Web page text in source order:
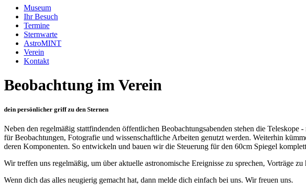
Museum
Ihr Besuch
Termine
Sternwarte
AstroMINT
Verein
Kontakt
Beobachtung im Verein
dein persönlicher griff zu den Sternen
Neben den regelmäßig stattfindenden öffentlichen Beobachtungsabenden stehen die
für Beobachtungen, Fotografie und wissenschaftliche Arbeiten genutzt werden. Weiterhin
deren Komponenten. So entwickeln und bauen wir die Steuerung für den 60cm Spiegel
Wir treffen uns regelmäßig, um über aktuelle astronomische Ereignisse zu sprechen, Vorträge
Wenn dich das alles neugierig gemacht hat, dann melde dich einfach bei uns. Wir freuen uns.